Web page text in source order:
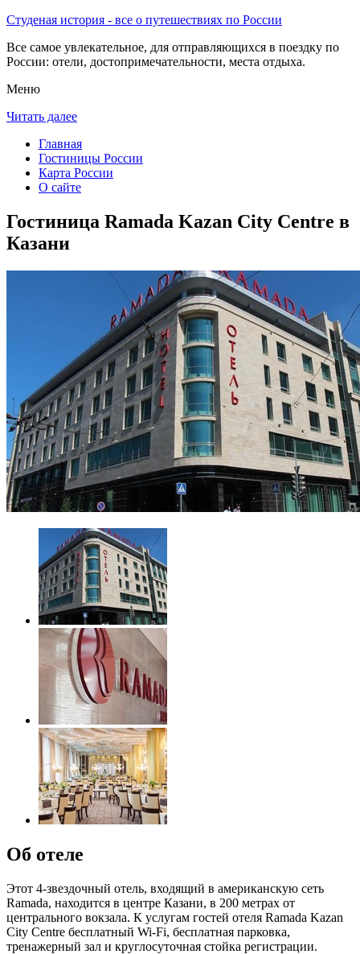
Студеная история - все о путешествиях по России
Все самое увлекательное, для отправляющихся в поездку по
России: отели, достопримечательности, места отдыха.
Меню
Читать далее
Главная
Гостиницы России
Карта России
О сайте
Гостиница Ramada Kazan City Centre в
Казани
Об отеле
Этот 4-звездочный отель, входящий в американскую сеть
Ramada, находится в центре Казани, в 200 метрах от
центрального вокзала. К услугам гостей отеля Ramada Kazan
City Centre бесплатный Wi-Fi, бесплатная парковка,
тренажерный зал и круглосуточная стойка регистрации.